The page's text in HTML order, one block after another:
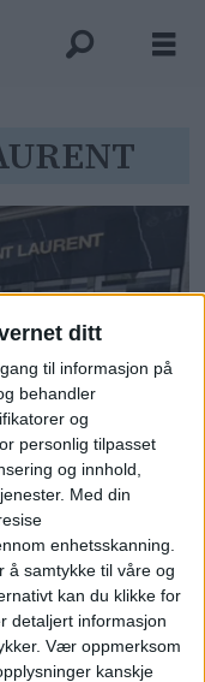
ditt
til informasjon på
behandler
og
personlig tilpasset
og innhold,
Med din
enhetsskanning.
å samtykke til våre og
kan du klikke for
detaljert informasjon
Vær oppmerksom
kanskje
fra
Men